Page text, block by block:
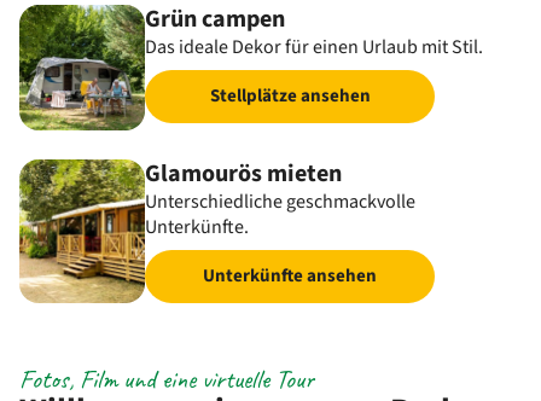
Grün campen
Das ideale Dekor für einen Urlaub mit Stil.
Stellplätze ansehen
Glamourös mieten
Unterschiedliche geschmackvolle
Unterkünfte.
Unterkünfte ansehen
Fotos, Film und eine virtuelle Tour